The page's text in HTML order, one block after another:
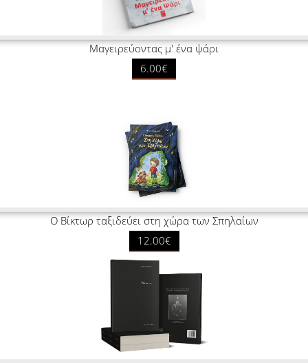
Μαγειρεύοντας μ' ένα ψάρι
6.00€
Ο Βίκτωρ ταξιδεύει στη χώρα των Σπηλαίων
12.00€